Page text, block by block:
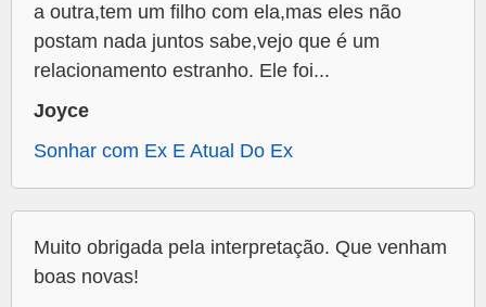
a outra,tem um filho com ela,mas eles não
postam nada juntos sabe,vejo que é um
relacionamento estranho. Ele foi...
Joyce
Sonhar com Ex E Atual Do Ex
Muito obrigada pela interpretação. Que venham
boas novas!